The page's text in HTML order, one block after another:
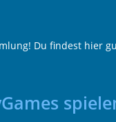
Du findest hier